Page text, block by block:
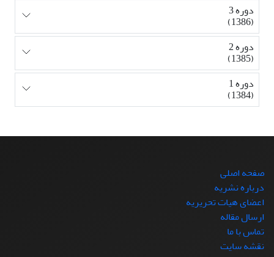
دوره 3
(1386)
دوره 2
(1385)
دوره 1
(1384)
صفحه اصلی
درباره نشریه
اعضای هیات تحریریه
ارسال مقاله
تماس با ما
نقشه سایت